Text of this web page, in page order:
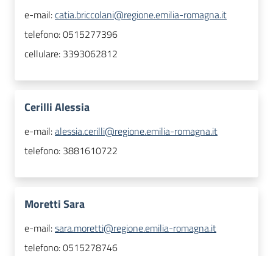
e-mail:catia.briccolani@regione.emilia-romagna.it
telefono:0515277396
cellulare: 3393062812
Cerilli Alessia
e-mail:alessia.cerilli@regione.emilia-romagna.it
telefono: 3881610722
Moretti Sara
e-mail:sara.moretti@regione.emilia-romagna.it
telefono:0515278746